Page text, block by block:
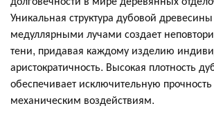
Уникальная структура дубовой
медуллярными лучами создает
тени, придавая каждому изделию
аристократичность. Высокая плотность
обеспечивает исключительную прочность
механическим воздействиям.